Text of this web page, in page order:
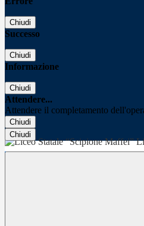
Chiudi
Successo
Chiudi
Informazione
Chiudi
Attendere...
Attendere il completamento
Chiudi
Chiudi